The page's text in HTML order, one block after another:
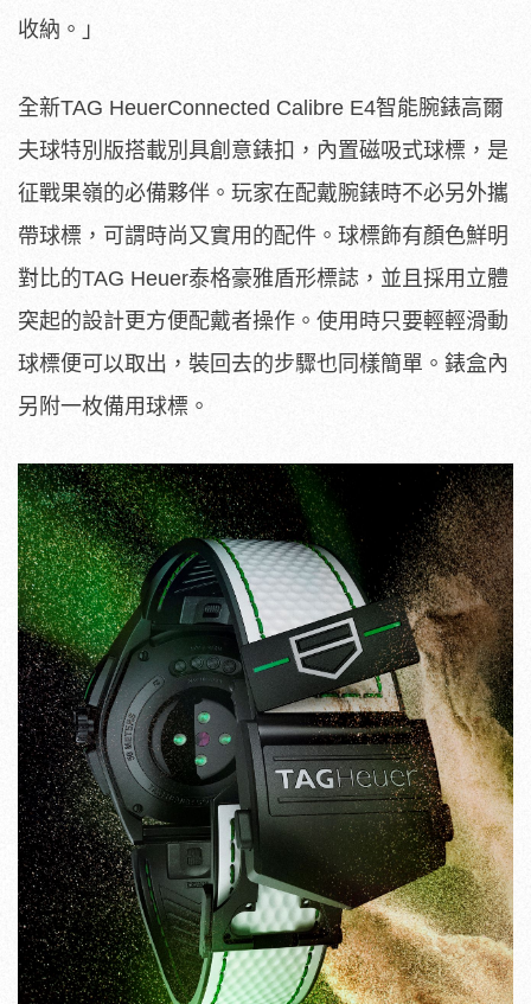
收納。」
全新TAG HeuerConnected Calibre E4智能腕錶高爾
夫球特別版搭載別具創意錶扣，內置磁吸式球標，是
征戰果嶺的必備夥伴。玩家在配戴腕錶時不必另外攜
帶球標，可謂時尚又實用的配件。球標飾有顏色鮮明
對比的TAG Heuer泰格豪雅盾形標誌，並且採用立體
突起的設計更方便配戴者操作。使用時只要輕輕滑動
球標便可以取出，裝回去的步驟也同樣簡單。錶盒內
另附一枚備用球標。